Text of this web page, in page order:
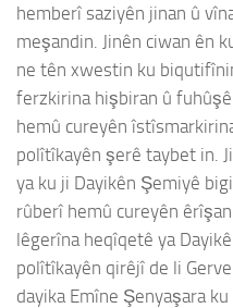
hemberî saziyên jinan û
meşandin. Jinên ciwan ên
ne tên xwestin ku
ferzkirina hişbiran û
hemû cureyên
polîtîkayên şerê taybet in.
ya ku ji Dayikên Şemiyê
rûberî hemû cureyên
lêgerîna heqîqetê ya
polîtîkayên qirêjî de li
dayika Emîne Şenyaşara